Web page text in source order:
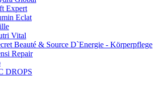
Expert
Eclat
Vital
Beauté & Source D`Energie - Körperpflege
Repair
DROPS